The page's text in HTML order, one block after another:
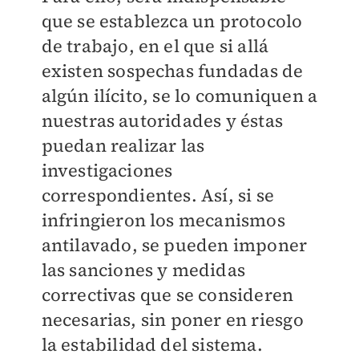
que se establezca un protocolo
de trabajo, en el que si allá
existen sospechas fundadas de
algún ilícito, se lo comuniquen a
nuestras autoridades y éstas
puedan realizar las
investigaciones
correspondientes. Así, si se
infringieron los mecanismos
antilavado, se pueden imponer
las sanciones y medidas
correctivas que se consideren
necesarias, sin poner en riesgo
la estabilidad del sistema.